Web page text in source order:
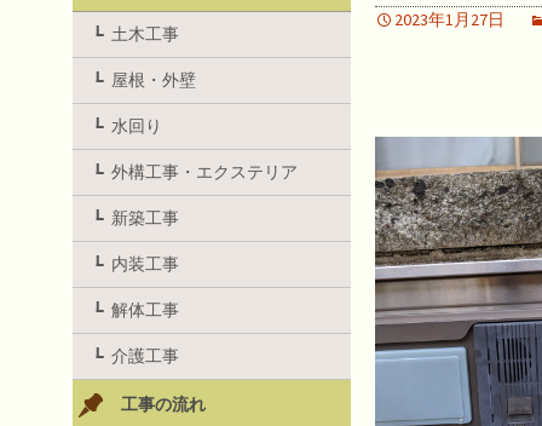
2023年1月27日
土木工事
屋根・外壁
水回り
外構工事・エクステリア
新築工事
内装工事
解体工事
介護工事
工事の流れ